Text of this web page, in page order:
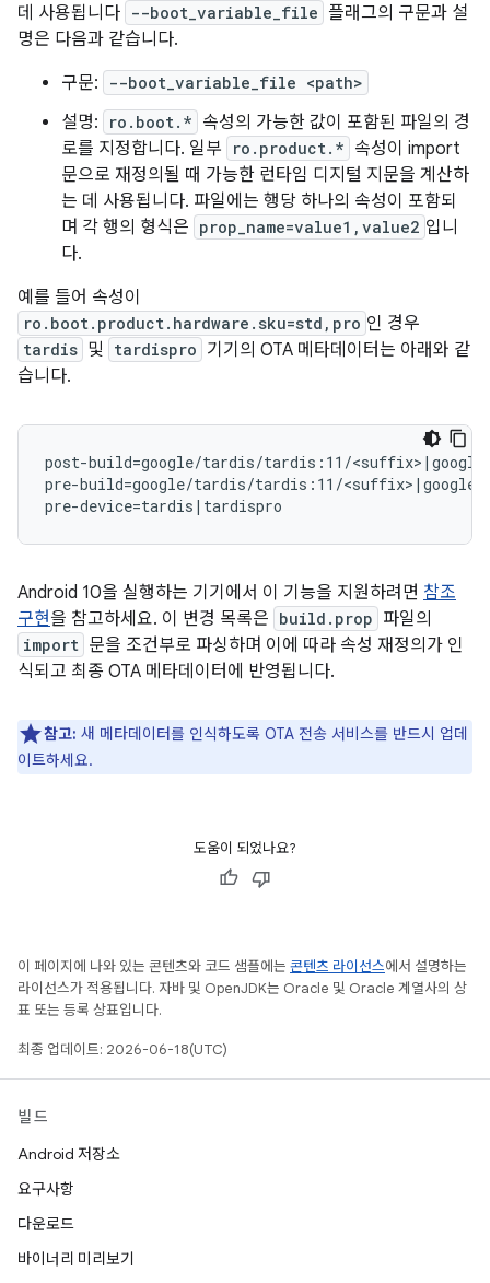
데 사용됩니다 --boot_variable_file 플래그의 구문과 설
명은 다음과 같습니다.
구문:
--boot_variable_file <path>
설명: ro.boot.* 속성의 가능한 값이 포함된 파일의 경
로를 지정합니다. 일부
ro.product.* 속성이 import
문으로 재정의될 때 가능한 런타임 디지털 지문을 계산하
는 데 사용됩니다. 파일에는 행당 하나의 속성이 포함되
며 각 행의 형식은 prop_name=value1,value2 입니
다.
예를 들어 속성이
ro.boot.product.hardware.sku=std,pro 인 경우
tardis 및 tardispro 기기의 OTA 메타데이터는 아래와 같
습니다.
post-build=google/tardis/tardis:11/
pre-build=google/tardis/tardis:11/
Android 10을 실행하는 기기에서 이 기능을 지원하려면 참조
구현을 참고하세요. 이 변경 목록은 build.prop 파일의
import 문을 조건부로 파싱하며 이에 따라 속성 재정의가 인
식되고 최종 OTA 메타데이터에 반영됩니다.
참고: 새 메타데이터를 인식하도록 OTA 전송 서비스를 반드시 업데
이트하세요.
도움이 되었나요?
이 페이지에 나와 있는 콘텐츠와 코드 샘플에는 콘텐츠 라이선스에서 설명하는
라이선스가 적용됩니다. 자바 및 OpenJDK는 Oracle 및 Oracle 계열사의 상
표 또는 등록 상표입니다.
최종 업데이트: 2026-06-18(UTC)
빌드
Android 저장소
요구사항
다운로드
바이너리 미리보기